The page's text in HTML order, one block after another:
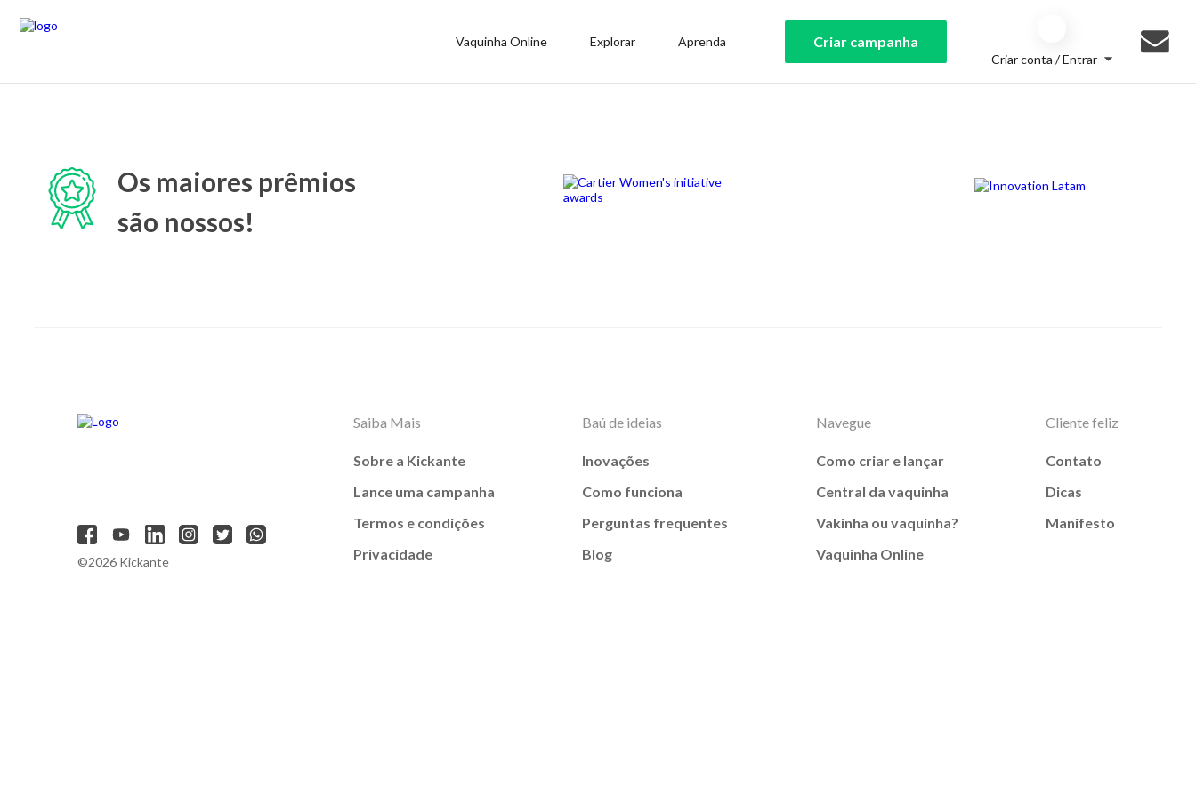
Vaquinha Online Explorar Aprenda Criar campanha
Criar conta / Entrar
Os maiores prêmios
são nossos!
©2026 Kickante
Saiba Mais
Sobre a Kickante
Lance uma campanha
Termos e condições
Privacidade
Baú de ideias
Inovações
Como funciona
Perguntas frequentes
Blog
Navegue
Como criar e lançar
Central da vaquinha
Vakinha ou vaquinha?
Vaquinha Online
Cliente feliz
Contato
Dicas
Manifesto